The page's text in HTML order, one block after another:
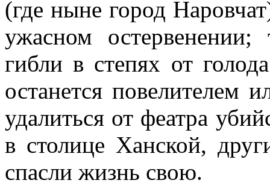
(где ныне город
ужасном
гибли в степях от
останется повелителем
удалиться от феатра
в столице Ханской,
спасли жизнь свою.